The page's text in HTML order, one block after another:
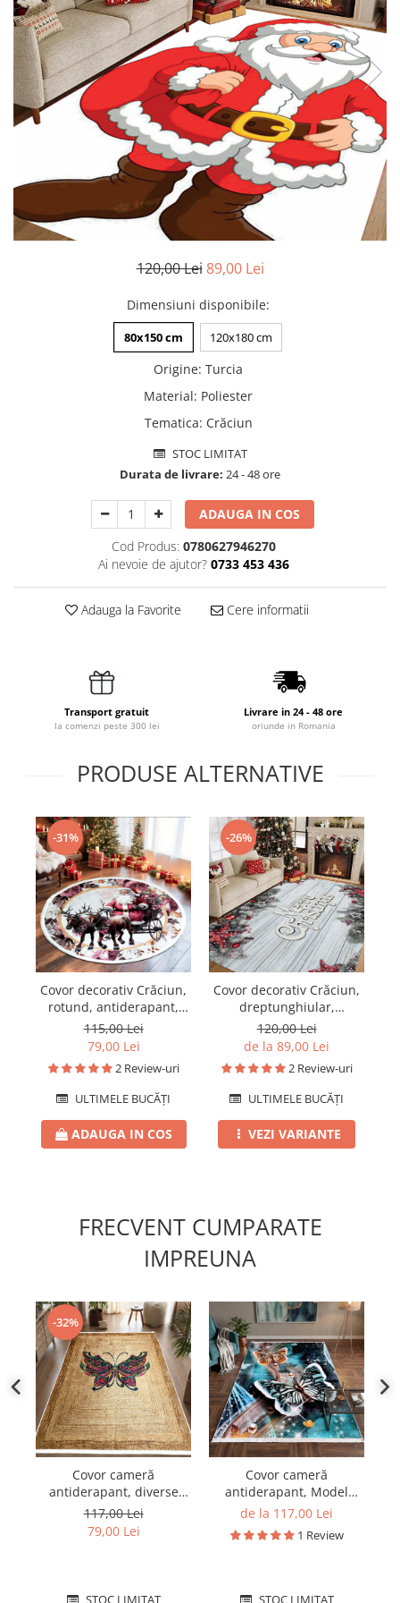
Pilote cu blăniță
120,00 Lei 89,00 Lei
Dimensiuni disponibile:
80x150 cm 120x180 cm
Origine: Turcia
Material: Poliester
Tematica: Crăciun
STOC LIMITAT
Durata de livrare: 24 - 48 ore
ADAUGA IN COS
Cod Produs: 0780627946270
Ai nevoie de ajutor? 0733 453 436
Adauga la Favorite Cere informatii
Transport gratuit
la comenzi peste 300 lei
Livrare in 24 - 48 ore
oriunde in Romania
PRODUSE ALTERNATIVE
-31%
Covor decorativ Crăciun,
rotund, antiderapant,
diametru 100 cm, CCR105
115,00 Lei
79,00 Lei
2 Review-uri
ULTIMELE BUCĂȚI
ADAUGA IN COS
-26%
Covor decorativ Crăciun,
dreptunghiular,
antiderapant, diverse
mărimi, CCD105
120,00 Lei
de la 89,00 Lei
2 Review-uri
ULTIMELE BUCĂȚI
VEZI VARIANTE
FRECVENT CUMPARATE
IMPREUNA
-32%
Covor cameră
antiderapant, diverse
mărimi, CCA169
117,00 Lei
79,00 Lei
STOC LIMITAT
Covor cameră
antiderapant, Model
Fluturi Turcoaz, mai
multe dimensiuni
de la 117,00 Lei
1 Review
STOC LIMITAT